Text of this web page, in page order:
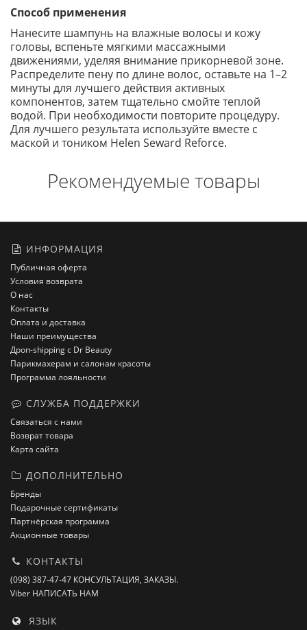
Способ применения
Нанесите шампунь на влажные волосы и кожу
головы, вспеньте мягкими массажными
движениями, уделяя внимание прикорневой зоне.
Распределите пену по длине волос, оставьте на 1–2
минуты для лучшего действия активных
компонентов, затем тщательно смойте теплой
водой. При необходимости повторите процедуру.
Для лучшего результата используйте вместе с
маской и тоником Helen Seward Reforce.
Рекомендуемые товары
ИНФОРМАЦИЯ
Публичная оферта
Условия возврата
О нас
Контакты
Оплата и доставка
Наши преимущества
Дроп-shipping с Dr Beauty
Парикмахерам и салонам красоты
Программа лояльности
СЛУЖБА ПОДДЕРЖКИ
Связаться с нами
Возврат товара
Карта сайта
ДОПОЛНИТЕЛЬНО
Бренды
Подарочные сертификаты
Партнёрская программа
Акционные товары
КОНТАКТЫ
(098) 387-47-47 КОНСУЛЬТАЦИЯ, ЗАКАЗЫ.
Viber НАПИСАТЬ НАМ
ЯЗЫК